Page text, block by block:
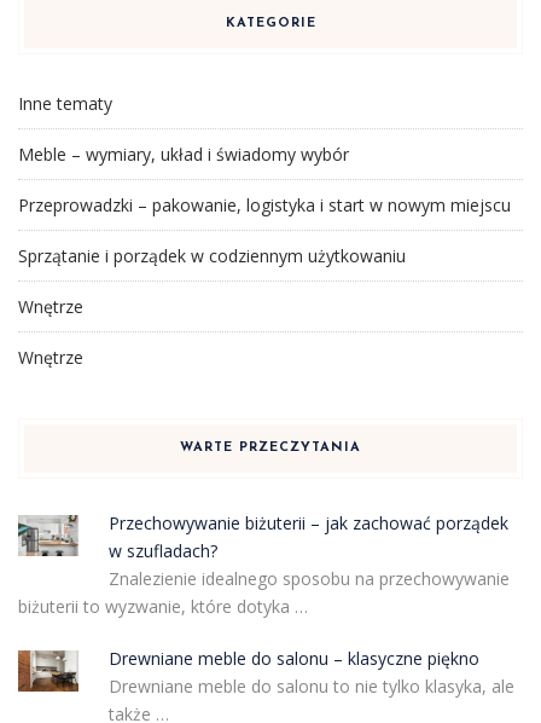
KATEGORIE
Inne tematy
Meble – wymiary, układ i świadomy wybór
Przeprowadzki – pakowanie, logistyka i start w nowym miejscu
Sprzątanie i porządek w codziennym użytkowaniu
Wnętrze
Wnętrze
WARTE PRZECZYTANIA
Przechowywanie biżuterii – jak zachować porządek
w szufladach?
Znalezienie idealnego sposobu na przechowywanie
biżuterii to wyzwanie, które dotyka …
Drewniane meble do salonu – klasyczne piękno
Drewniane meble do salonu to nie tylko klasyka, ale
także …